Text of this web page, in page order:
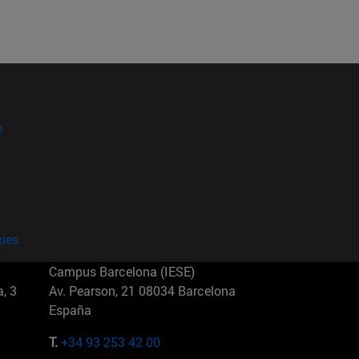
3
Campus Barcelona (IESE)
Av. Pearson, 21 08034 Barcelona
España
T.+34 93 253 42 00